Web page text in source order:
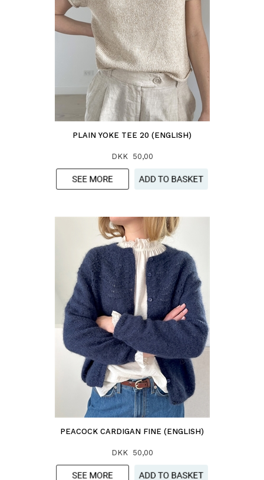
PLAIN YOKE TEE 20 (ENGLISH)
DKK 50,00
PEACOCK CARDIGAN FINE (ENGLISH)
DKK 50,00